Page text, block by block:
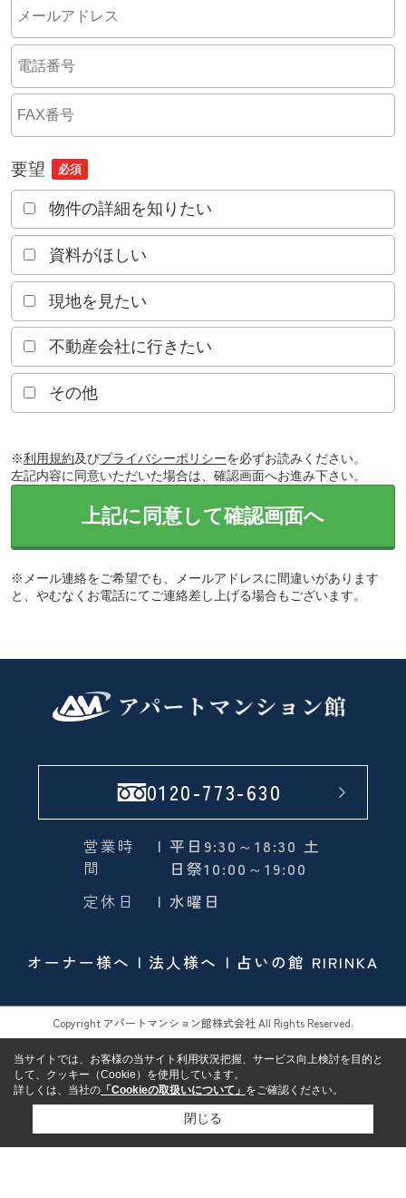
要望 必須
物件の詳細を知りたい
資料がほしい
現地を見たい
不動産会社に行きたい
その他
※利用規約及びプライバシーポリシーを必ずお読みください。
左記内容に同意いただいた場合は、確認画面へお進み下さい。
上記に同意して確認画面へ
※メール連絡をご希望でも、メールアドレスに間違いがあります
と、やむなくお電話にてご連絡差し上げる場合もございます。
0120-773-630
営業時
間
| 平日9:30～18:30 土
日祭10:00～19:00
定休日
| 水曜日
オーナー様へ 法人様へ 占いの館 RIRINKA
Copyright アパートマンション館株式会社 All Rights Reserved.
当サイトでは、お客様の当サイト利用状況把握、サービス向上検討を目的と
して、クッキー（Cookie）を使用しています。
詳しくは、当社の 「Cookieの取扱いについて」 をご確認ください。
閉じる